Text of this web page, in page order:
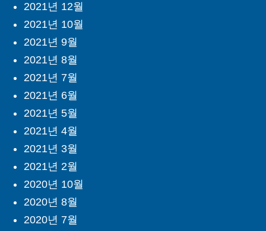
2021년 12월
2021년 10월
2021년 9월
2021년 8월
2021년 7월
2021년 6월
2021년 5월
2021년 4월
2021년 3월
2021년 2월
2020년 10월
2020년 8월
2020년 7월